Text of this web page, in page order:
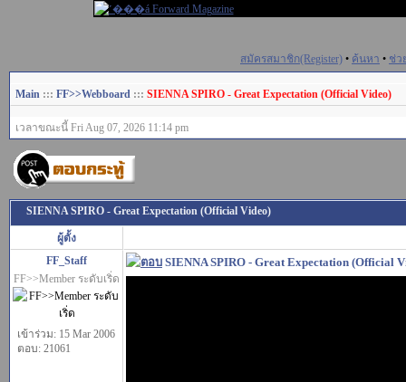
สมัครสมาชิก(Register) • ค้นหา • ช่ว
Main ::: FF>>Webboard ::: SIENNA SPIRO - Great Expectation (Official Video)
เวลาขณะนี้ Fri Aug 07, 2026 11:14 pm
SIENNA SPIRO - Great Expectation (Official Video)
ผู้ตั้ง
FF_Staff
FF>>Member ระดับเริ่ด
เข้าร่วม: 15 Mar 2006
ตอบ: 21061
SIENNA SPIRO - Great Expectation (Official